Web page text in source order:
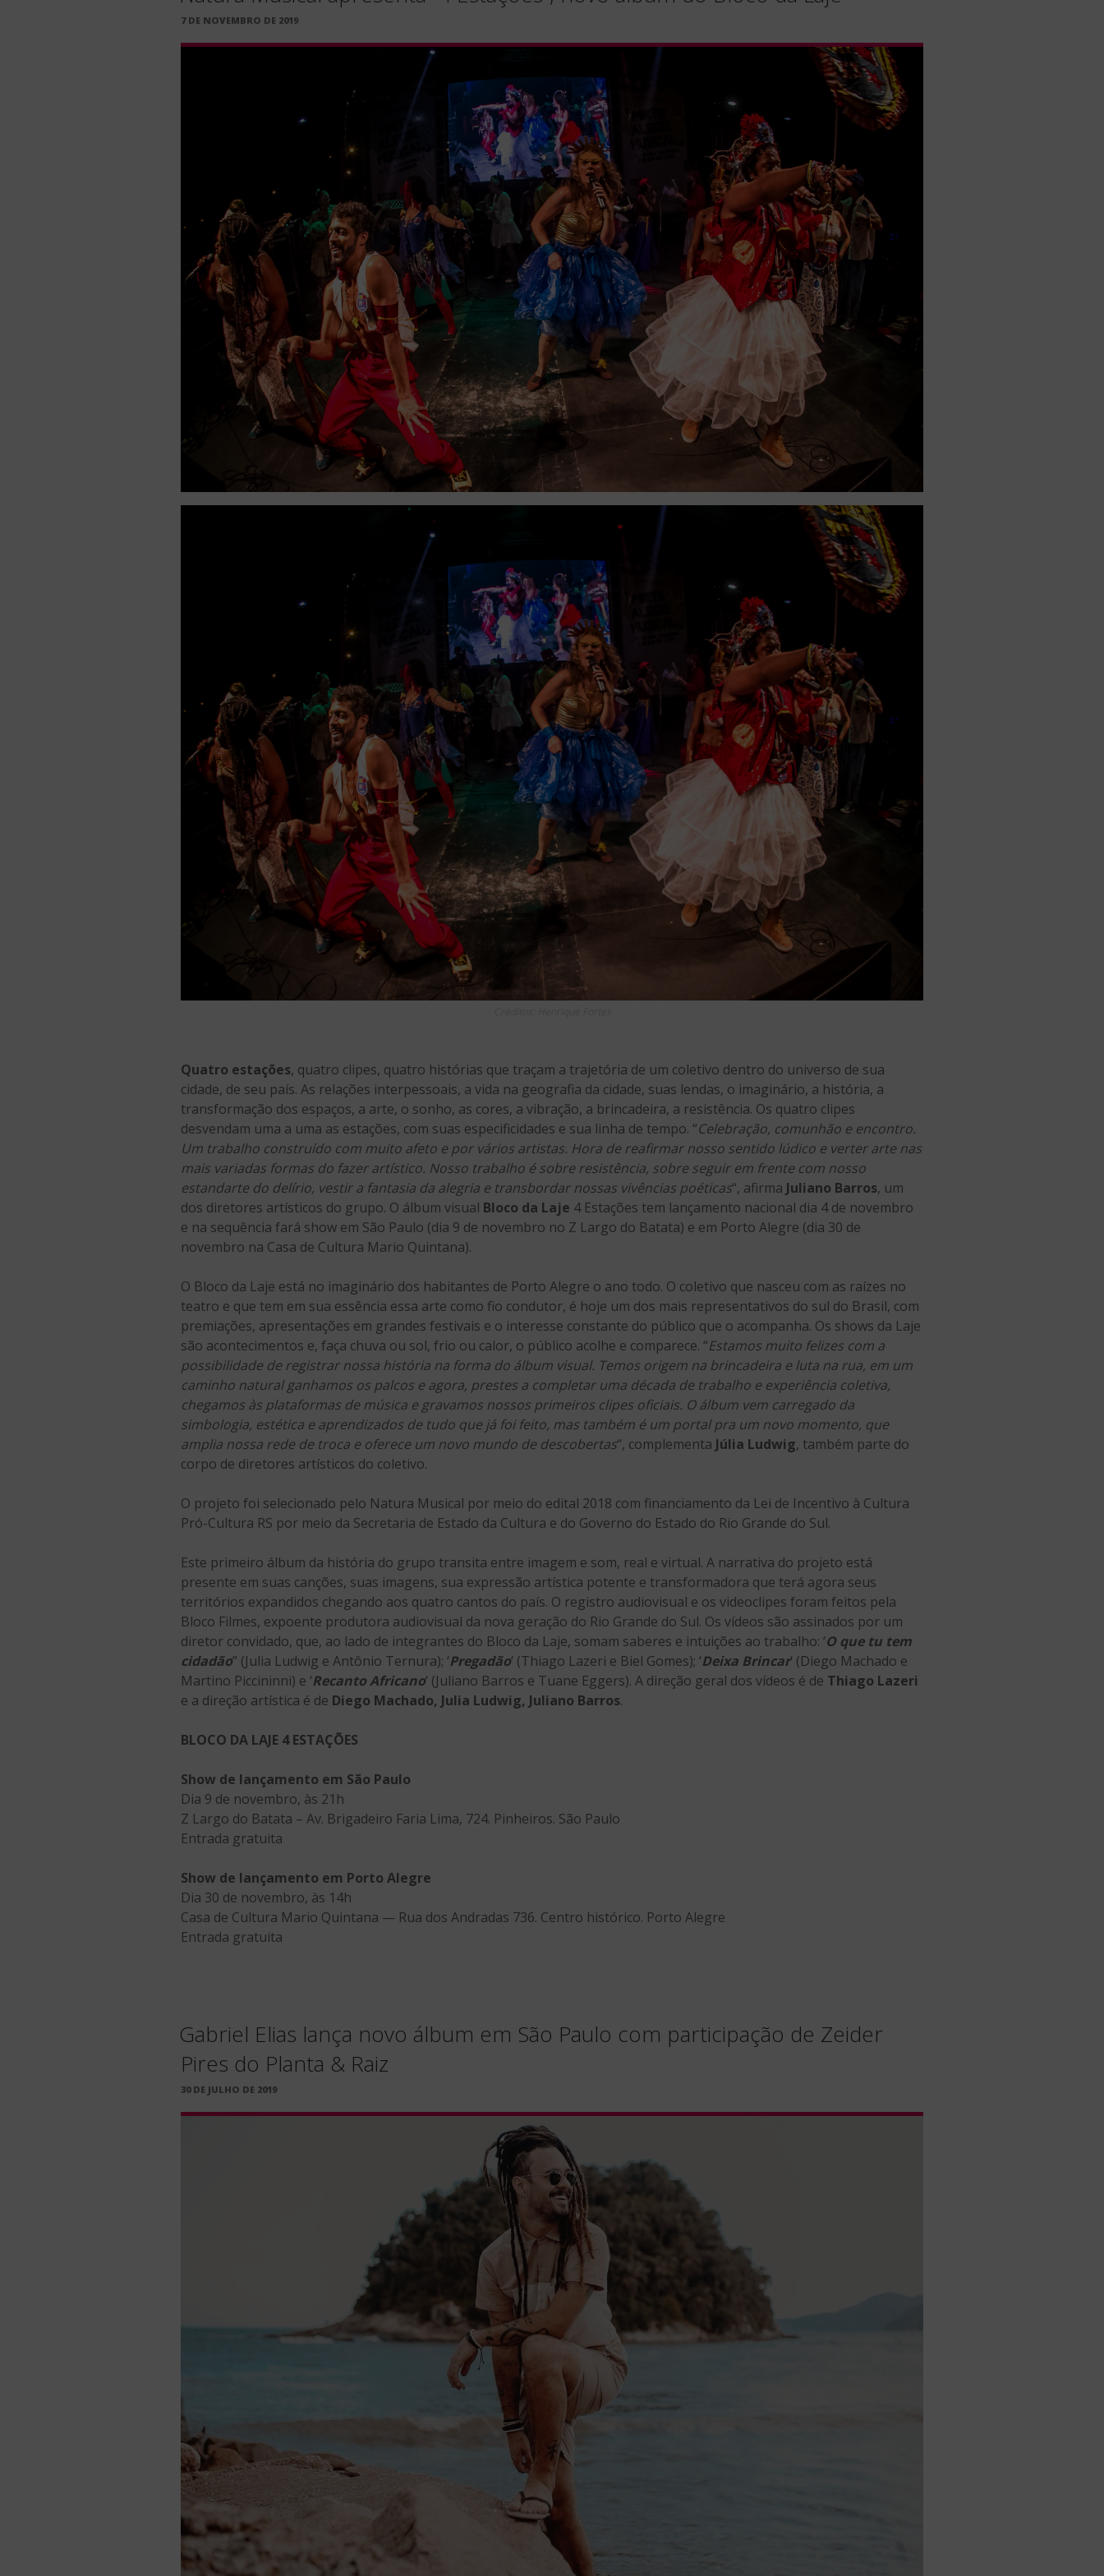
PUBLICADO
7 DE NOVEMBRO DE 2019
Quatro estações, quatro clipes, quatro histórias que traçam a trajetória de um coletivo dentro do universo de sua
cidade, de seu país. As relações interpessoais, a vida na geografia da cidade, suas lendas, o imaginário, a história, a
transformação dos espaços, a arte, o sonho, as cores, a vibração, a brincadeira, a resistência. Os quatro clipes
desvendam uma a uma as estações, com suas especificidades e sua linha de tempo. “Celebração, comunhão e encontro.
Um trabalho construído com muito afeto e por vários artistas. Hora de reafirmar nosso sentido lúdico e verter arte nas
mais variadas formas do fazer artístico. Nosso trabalho é sobre resistência, sobre seguir em frente com nosso
estandarte do delírio, vestir a fantasia da alegria e transbordar nossas vivências poéticas“, afirma Juliano Barros, um
dos diretores artísticos do grupo. O álbum visual Bloco da Laje 4 Estações tem lançamento nacional dia 4 de novembro
e na sequência fará show em São Paulo (dia 9 de novembro no Z Largo do Batata) e em Porto Alegre (dia 30 de
novembro na Casa de Cultura Mario Quintana).
O Bloco da Laje está no imaginário dos habitantes de Porto Alegre o ano todo. O coletivo que nasceu com as raízes no
teatro e que tem em sua essência essa arte como fio condutor, é hoje um dos mais representativos do sul do Brasil, com
premiações, apresentações em grandes festivais e o interesse constante do público que o acompanha. Os shows da Laje
são acontecimentos e, faça chuva ou sol, frio ou calor, o público acolhe e comparece. “Estamos muito felizes com a
possibilidade de registrar nossa história na forma do álbum visual. Temos origem na brincadeira e luta na rua, em um
caminho natural ganhamos os palcos e agora, prestes a completar uma década de trabalho e experiência coletiva,
chegamos às plataformas de música e gravamos nossos primeiros clipes oficiais. O álbum vem carregado da
simbologia, estética e aprendizados de tudo que já foi feito, mas também é um portal pra um novo momento, que
amplia nossa rede de troca e oferece um novo mundo de descobertas“, complementa Júlia Ludwig, também parte do
corpo de diretores artísticos do coletivo.
O projeto foi selecionado pelo Natura Musical por meio do edital 2018 com financiamento da Lei de Incentivo à Cultura
Pró-Cultura RS por meio da Secretaria de Estado da Cultura e do Governo do Estado do Rio Grande do Sul.
Este primeiro álbum da história do grupo transita entre imagem e som, real e virtual. A narrativa do projeto está
presente em suas canções, suas imagens, sua expressão artística potente e transformadora que terá agora seus
territórios expandidos chegando aos quatro cantos do país. O registro audiovisual e os videoclipes foram feitos pela
Bloco Filmes, expoente produtora audiovisual da nova geração do Rio Grande do Sul. Os vídeos são assinados por um
diretor convidado, que, ao lado de integrantes do Bloco da Laje, somam saberes e intuições ao trabalho: ‘O que tu tem
cidadão” (Julia Ludwig e Antônio Ternura); ‘Pregadão‘ (Thiago Lazeri e Biel Gomes); ‘Deixa Brincar‘ (Diego Machado e
Martino Piccininni) e ‘Recanto Africano‘ (Juliano Barros e Tuane Eggers). A direção geral dos vídeos é de Thiago Lazeri
e a direção artística é de Diego Machado, Julia Ludwig, Juliano Barros.
BLOCO DA LAJE 4 ESTAÇÕES
Show de lançamento em São Paulo
Dia 9 de novembro, às 21h
Z Largo do Batata – Av. Brigadeiro Faria Lima, 724. Pinheiros. São Paulo
Entrada gratuita
Show de lançamento em Porto Alegre
Dia 30 de novembro, às 14h
Casa de Cultura Mario Quintana — Rua dos Andradas 736. Centro histórico. Porto Alegre
Entrada gratuita
Gabriel Elias lança novo álbum em São Paulo com participação de Zeider
Pires do Planta & Raiz
PUBLICADO
30 DE JULHO DE 2019